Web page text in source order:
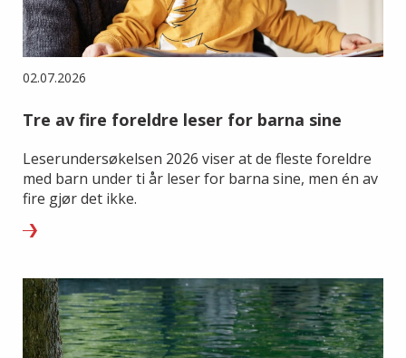
02.07.2026
Tre av fire foreldre leser for barna sine
Leserundersøkelsen 2026 viser at de fleste foreldre
med barn under ti år leser for barna sine, men én av
fire gjør det ikke.